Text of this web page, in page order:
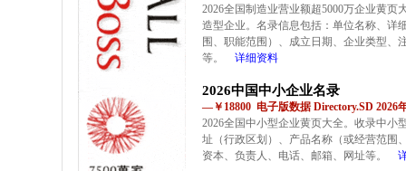
2026全国制造业营业额超5000万企业黄页
造型企业。名录信息包括：单位名称、详
围、职能范围）、成立日期、企业类型、
等。
详细资料
2026中国中小企业名录
—￥18800 电子版数据 Directory.SD 2026
2026全国中小型企业黄页大全。收录中小
址（行政区划）、产品名称（或经营范围
资本、负责人、电话、邮箱、网址等。